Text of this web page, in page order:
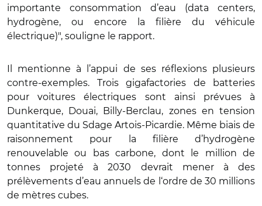
importante consommation d’eau (data centers,
hydrogène, ou encore la filière du véhicule
électrique)", souligne le rapport.
Il mentionne à l’appui de ses réflexions plusieurs
contre-exemples. Trois gigafactories de batteries
pour voitures électriques sont ainsi prévues à
Dunkerque, Douai, Billy-Berclau, zones en tension
quantitative du Sdage Artois-Picardie. Même biais de
raisonnement pour la filière d’hydrogène
renouvelable ou bas carbone, dont le million de
tonnes projeté à 2030 devrait mener à des
prélèvements d’eau annuels de l‘ordre de 30 millions
de mètres cubes.